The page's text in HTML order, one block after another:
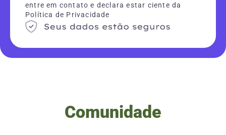
entre em contato e declara estar ciente da
Política de Privacidade
Comunidade